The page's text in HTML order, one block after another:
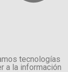
tecnologías
a la información